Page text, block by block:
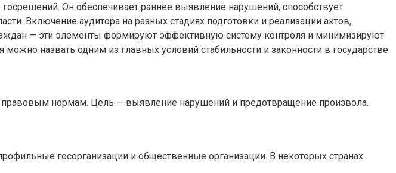
Он обеспечивает раннее выявление нарушений, способствует
Включение аудитора на разных стадиях подготовки и реализации актов,
— эти элементы формируют эффективную систему контроля и минимизируют
назвать одним из главных условий стабильности и законности в государстве.
правовым нормам. Цель — выявление нарушений и предотвращение произвола.
госорганизации и общественные организации. В некоторых странах